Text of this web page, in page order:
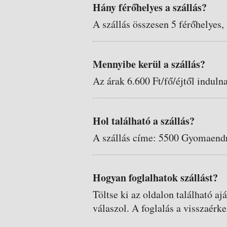
Hány férőhelyes a szállás?
A szállás összesen 5
Mennyibe kerül a szállás?
Az árak 6.600 Ft/fő/éjtől
Hol található a szállás?
A szállás címe: 5500
Hogyan foglalhatok szállást?
Töltse ki az oldalon található
válaszol. A foglalás a